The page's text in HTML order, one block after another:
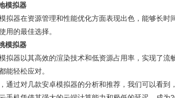
模拟器
拟器在资源管理和性能优化方面表现出色，能够长
用的最佳选择。
模拟器
拟器以其高效的渲染技术和低资源占用率，实现了
能轻松应对。
通过对几款安卓模拟器的分析和推荐，我们可以看